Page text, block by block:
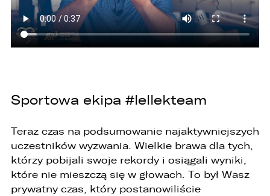
Sportowa ekipa #lellekteam
Teraz czas na podsumowanie najaktywniejszych
uczestników wyzwania. Wielkie brawa dla tych,
którzy pobijali swoje rekordy i osiągali wyniki,
które nie mieszczą się w głowach. To był Wasz
prywatny czas, który postanowiliście
3. Mają Państwo prawo do wniesienia skargi do
Prezesa Urzędu Ochrony Danych Osobowych
(PUODO) w uzasadnionych przypadkach
stwierdzenia przetwarzania Państwa danych
niezgodnego z prawem.
Państwem.
przetwarzane w sposób zautomatyzowany i nie
będą podlegały profilowaniu.
6. Administrator nie przekazuje danych
osobowych do państwa trzeciego lub
organizacji międzynarodowej.